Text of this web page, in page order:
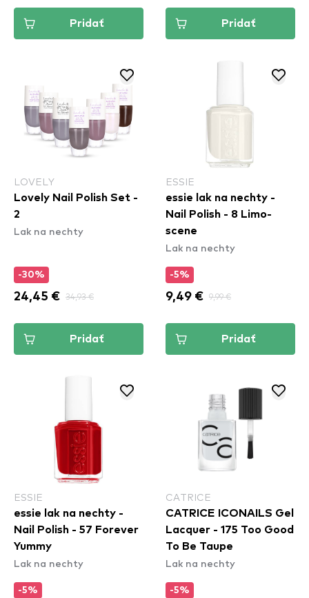
Pridať Pridať
LOVELY
Lovely Nail Polish Set -
2
Lak na nechty
-30%
24,45 € 34,93 €
Pridať
ESSIE
essie lak na nechty -
Nail Polish - 8 Limo-
scene
Lak na nechty
-5%
9,49 € 9,99 €
Pridať
ESSIE
essie lak na nechty -
Nail Polish - 57 Forever
Yummy
Lak na nechty
-5%
CATRICE
CATRICE ICONAILS Gel
Lacquer - 175 Too Good
To Be Taupe
Lak na nechty
-5%